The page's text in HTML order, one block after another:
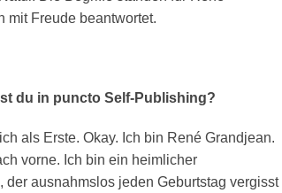
mit Freude beantwortet.
du in puncto Self-Publishing?
als Erste. Okay. Ich bin René Grandjean.
vorne. Ich bin ein heimlicher
der ausnahmslos jeden Geburtstag vergisst